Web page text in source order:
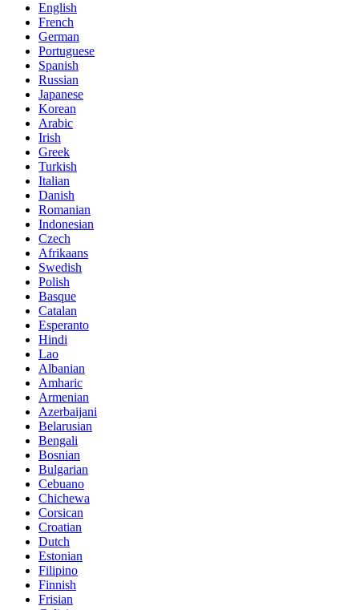
English
French
German
Portuguese
Spanish
Russian
Japanese
Korean
Arabic
Irish
Greek
Turkish
Italian
Danish
Romanian
Indonesian
Czech
Afrikaans
Swedish
Polish
Basque
Catalan
Esperanto
Hindi
Lao
Albanian
Amharic
Armenian
Azerbaijani
Belarusian
Bengali
Bosnian
Bulgarian
Cebuano
Chichewa
Corsican
Croatian
Dutch
Estonian
Filipino
Finnish
Frisian